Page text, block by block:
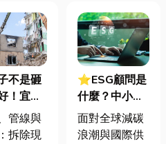
不是砸
！宜蘭
除、水
施工前
管線與
拆除現
⭐ESG顧問是
什麼？中小企
業挑選四大永
續顧問服務的
面對全球減碳
浪潮與國際供